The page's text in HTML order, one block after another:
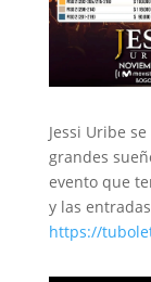
Jessi Uribe
grandes
evento que
y las
https://